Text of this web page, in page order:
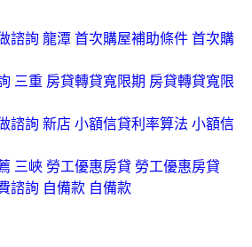
諮詢 龍潭 首次購屋補助條件 首次購
三重 房貸轉貸寬限期 房貸轉貸寬限
諮詢 新店 小額信貸利率算法 小額信
三峽 勞工優惠房貸 勞工優惠房貸
諮詢 自備款 自備款